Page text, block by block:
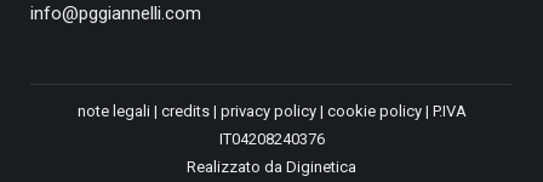
info@pggiannelli.com
note legali| credits| privacy policy| cookie policy| P.IVA
IT04208240376
Realizzato da Diginetica